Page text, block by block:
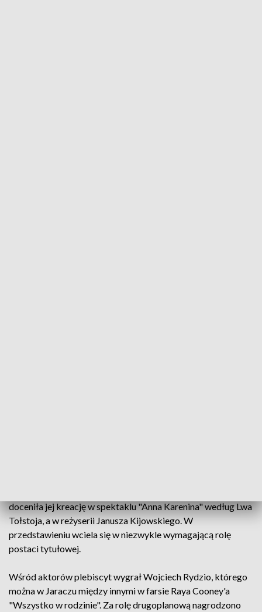
doceniła jej kreację w spektaklu "Anna Karenina" według Lwa
Tołstoja, a w reżyserii Janusza Kijowskiego. W
przedstawieniu wciela się w niezwykle wymagającą rolę
postaci tytułowej.
Wśród aktorów plebiscyt wygrał Wojciech Rydzio, którego
można w Jaraczu między innymi w farsie Raya Cooney'a
"Wszystko w rodzinie". Za rolę drugoplanową nagrodzono